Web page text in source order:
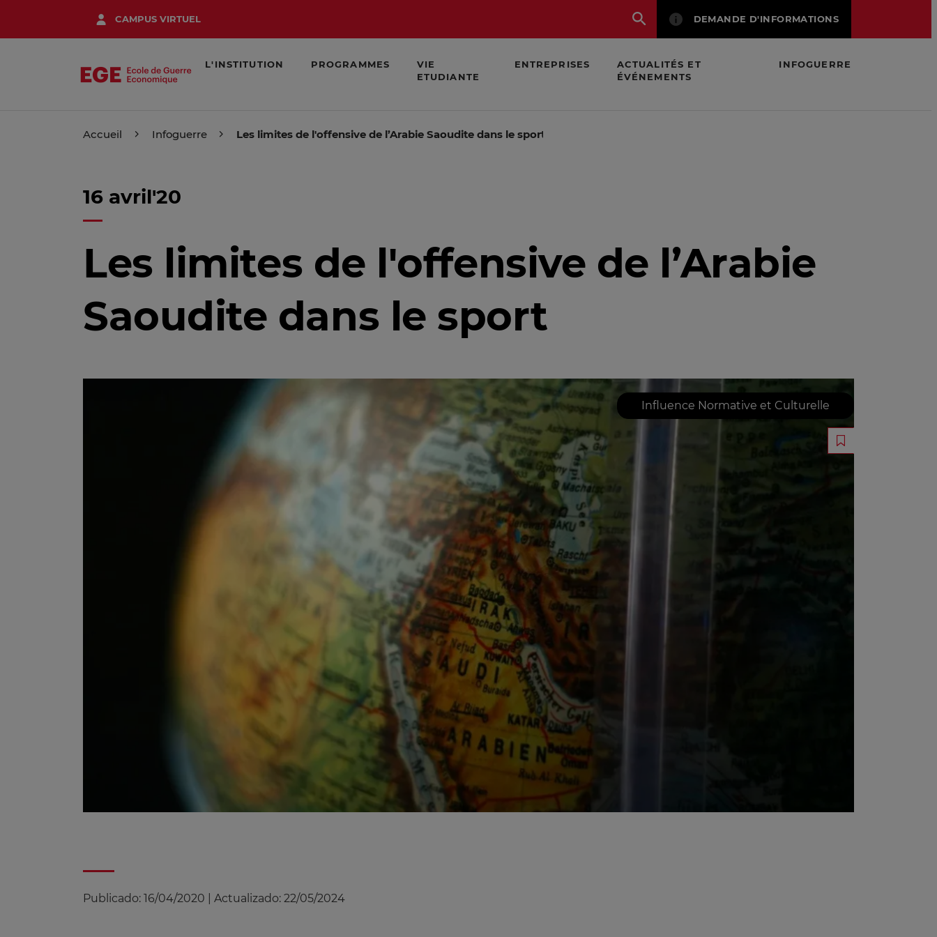
contenu
CAMPUS VIRTUEL DEMANDE D'INFORMATIONS
L'INSTITUTION PROGRAMMES
VIE
ETUDIANTE
ENTREPRISES
ACTUALITÉS ET
ÉVÉNEMENTS
INFOGUERRE
Accueil Infoguerre Les limites de l'offensive de l’Arabie Saoudite dans le sport
16 avril'20
Les limites de l'offensive de l’Arabie
Saoudite dans le sport
Influence Normative et Culturelle
Publicado: 16/04/2020 Actualizado: 22/05/2024